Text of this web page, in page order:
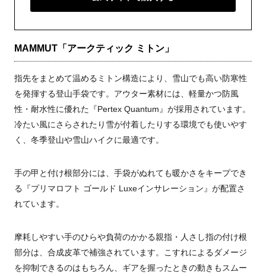
MAMMUT「アークティック ミトン」
指先をまとめて温めるミトン構造により、雪山でも高い防寒性
を発揮する登山手袋です。アウター素材には、軽量かつ防風
性・耐水性に優れた『Pertex Quantum』が採用されています。
冷たい風にさらされたり雪が付着したりする環境でも使いやす
く、冬季登山や雪山ハイクに最適です。
手の甲と付け根部分には、手袋がぬれても暖かさをキープでき
る『プリマロフト ゴールド Luxeインサレーション』が配置さ
れています。
摩耗しやすい手のひらや負荷のかかる親指・人さし指の付け根
部分は、合成皮革で補強されています。こすれによるダメージ
を抑制できるのはもちろん、ギアを握ったときの動きもスムー